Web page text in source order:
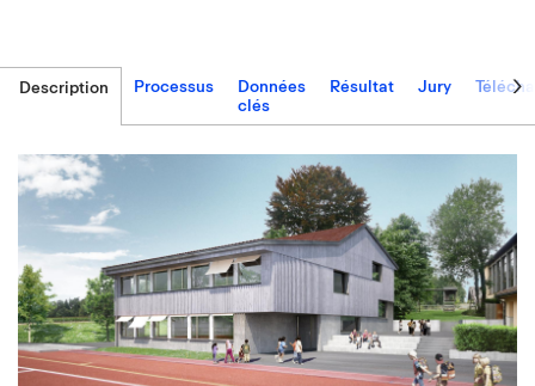
Description Processus
Données
clés
Résultat Jury 